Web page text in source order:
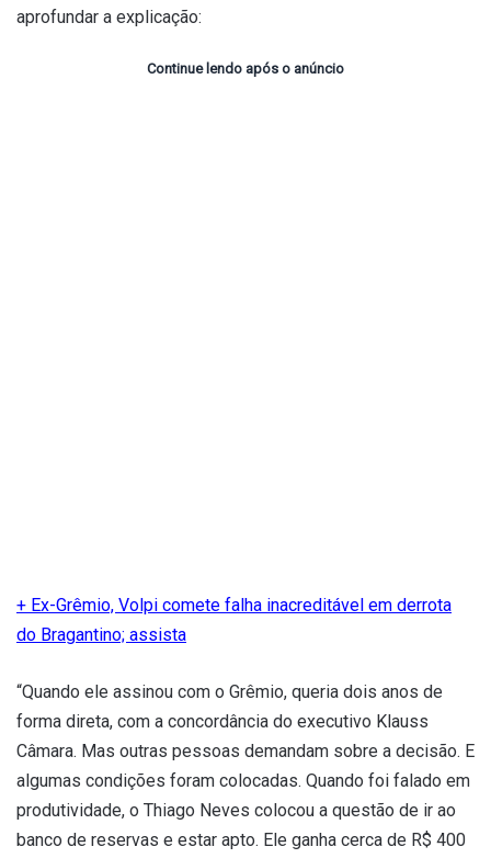
aprofundar a explicação:
Continue lendo após o anúncio
+ Ex-Grêmio, Volpi comete falha inacreditável em derrota
do Bragantino; assista
“Quando ele assinou com o Grêmio, queria dois anos de
forma direta, com a concordância do executivo Klauss
Câmara. Mas outras pessoas demandam sobre a decisão. E
algumas condições foram colocadas. Quando foi falado em
produtividade, o Thiago Neves colocou a questão de ir ao
banco de reservas e estar apto. Ele ganha cerca de R$ 400